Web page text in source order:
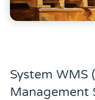
System WMS
Management